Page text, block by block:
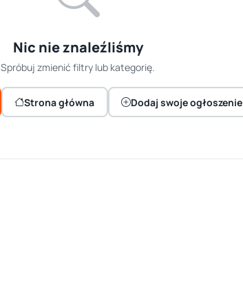
Nic nie znaleźliśmy
Spróbuj zmienić filtry lub kategorię.
Strona główna Dodaj swoje ogłoszenie